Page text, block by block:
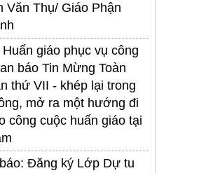
Văn Thụ/ Giáo Phận
giáo phục vụ công
báo Tin Mừng Toàn
thứ VII - khép lại trong
mở ra một hướng đi
công cuộc huấn giáo tại
Đăng ký Lớp Dự tu